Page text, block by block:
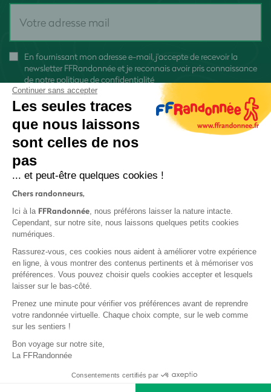
En fournissant mon adresse e-mail, j'accepte de recevoir la
newsletter FFRandonnée et je reconnais avoir pris connaissance
de notre politique de confidentialité
Protection des données
Politique de confidentialité
Base documentaire
Continuer sans accepter
Les seules traces
que nous laissons
sont celles de nos
pas
... et peut-être quelques cookies !
Chers randonneurs,
Ici à la FFRandonnée, nous préférons laisser la nature intacte.
Cependant, sur notre site, nous laissons quelques petits cookies
numériques.
Rassurez-vous, ces cookies nous aident à améliorer votre expérience
en ligne, à vous montrer des contenus pertinents et à mémoriser vos
préférences. Vous pouvez choisir quels cookies accepter et lesquels
laisser sur le bas-côté.
Prenez une minute pour vérifier vos préférences avant de reprendre
votre randonnée virtuelle. Chaque choix compte, sur le web comme
sur les sentiers !
Bon voyage sur notre site,
La FFRandonnée
Consentements certifiés par